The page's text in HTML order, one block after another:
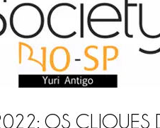
OS CLIQUES